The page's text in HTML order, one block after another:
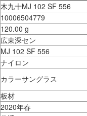
木九十MJ 102 SF 556
10006504779
120.00 g
広東深セン
MJ 102 SF 556
ナイロン
カラーサングラス
板材
2020年春